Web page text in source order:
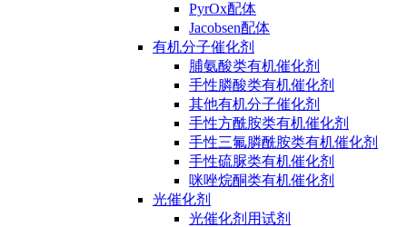
PyrOx配体
Jacobsen配体
有机分子催化剂
脯氨酸类有机催化剂
手性膦酸类有机催化剂
其他有机分子催化剂
手性方酰胺类有机催化剂
手性三氟膦酰胺类有机催化剂
手性硫脲类有机催化剂
咪唑烷酮类有机催化剂
光催化剂
光催化剂用试剂